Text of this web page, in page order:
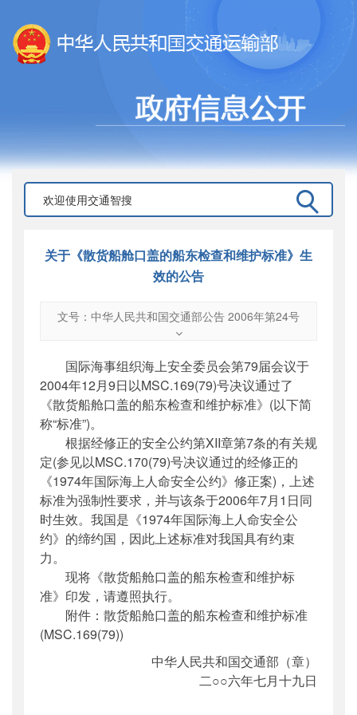
关于《散货船舱口盖的船东检查和维护标准》生
效的公告
文号：中华人民共和国交通部公告 2006年第24号
公开日期：2006年07月27日
主题词 ： 国际;公约;生效;公告;散货船舱口盖;
船东...
机构分类
主题分类：其他
公文类型：部公告通告
国际海事组织海上安全委员会第79届会议于
2004年12月9日以MSC.169(79)号决议通过了
《散货船舱口盖的船东检查和维护标准》(以下简
称“标准”)。
根据经修正的安全公约第XII章第7条的有关规
定(参见以MSC.170(79)号决议通过的经修正的
《1974年国际海上人命安全公约》修正案)，上述
标准为强制性要求，并与该条于2006年7月1日同
时生效。我国是《1974年国际海上人命安全公
约》的缔约国，因此上述标准对我国具有约束
力。
现将《散货船舱口盖的船东检查和维护标
准》印发，请遵照执行。
附件：散货船舱口盖的船东检查和维护标准
(MSC.169(79))
中华人民共和国交通部（章）
二○○六年七月十九日